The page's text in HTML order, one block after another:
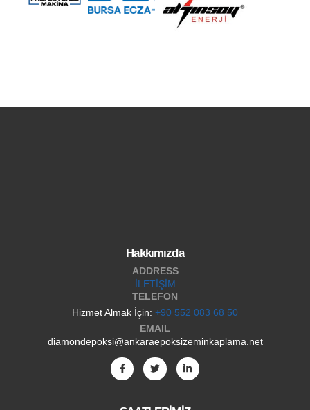
Hakkımızda
ADDRESS
İLETİŞİM
TELEFON
Hizmet Almak İçin: +90 552 083 68 50
EMAIL
diamondepoksi@ankaraepoksizeminkaplama.net